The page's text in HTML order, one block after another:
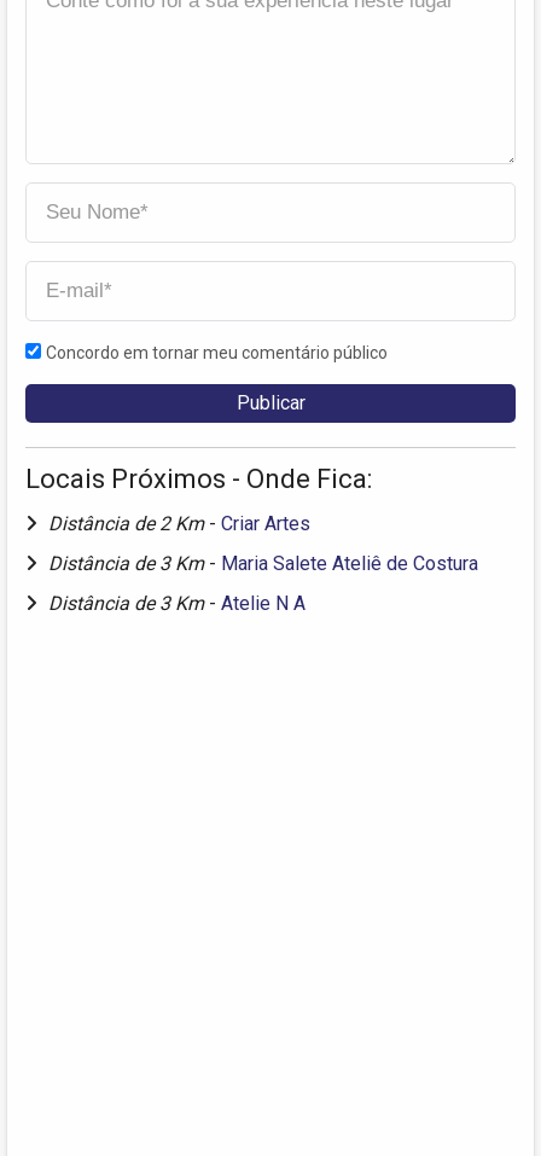
Concordo em tornar meu comentário público
Locais Próximos - Onde Fica:
Distância de 2 Km - Criar Artes
Distância de 3 Km - Maria Salete Ateliê de Costura
Distância de 3 Km - Atelie N A